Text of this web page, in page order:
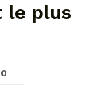
le plus